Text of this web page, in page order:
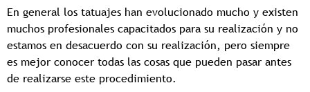
En general los tatuajes han evolucionado mucho y existen
muchos profesionales capacitados para su realización y no
estamos en desacuerdo con su realización, pero siempre
es mejor conocer todas las cosas que pueden pasar antes
de realizarse este procedimiento.